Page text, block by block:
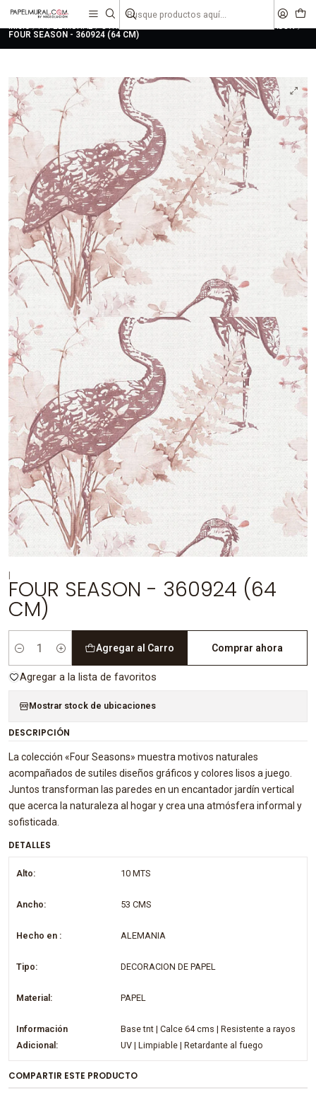
liquidaciones
Inicio PAPEL MURAL OTRAS COLECCIONES
FOUR SEASON
FOUR SEASON - 360924 (64 CM)
FOUR SEASON - 360924 (64
CM)
Cantidad
Agregar al Carro Comprar ahora
Agregar a la lista de favoritos
Mostrar stock de ubicaciones
DESCRIPCIÓN
La colección «Four Seasons» muestra motivos naturales
acompañados de sutiles diseños gráficos y colores lisos a juego.
Juntos transforman las paredes en un encantador jardín vertical
que acerca la naturaleza al hogar y crea una atmósfera informal y
sofisticada.
DETALLES
Alto: 10 MTS
Ancho: 53 CMS
Hecho en : ALEMANIA
Tipo: DECORACION DE PAPEL
Material: PAPEL
Información
Adicional:
Base tnt | Calce 64 cms | Resistente a rayos
UV | Limpiable | Retardante al fuego
COMPARTIR ESTE PRODUCTO